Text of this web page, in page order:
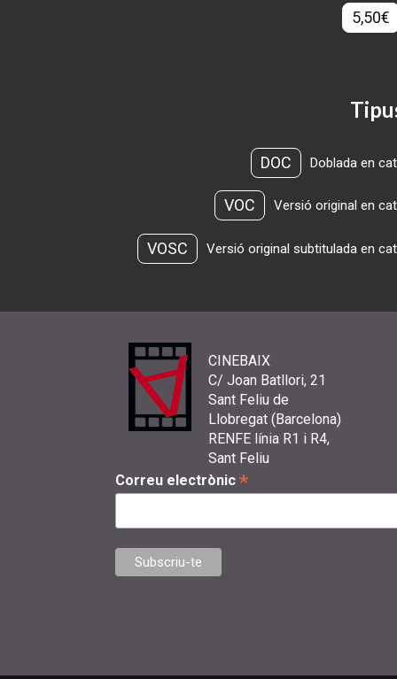
5,50€
DOC Doblada en
VOC Versió original en
VOSC Versió original subtitulada en
CINEBAIX
C/ Joan Batllori, 21
Sant Feliu de
Llobregat (Barcelona)
RENFE línia R1 i R4,
Sant Feliu
Correu electrònic *